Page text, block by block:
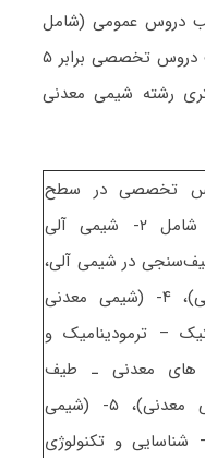
دروس عمومی (شامل
زبان عمومی دکتری) برابر ۱ و ضریب دروس تخصصی برابر ۵
رشته شیمی معدنی
تخصصی در سطح
کارشناسی ارشد شامل ۲- شیمی آلی
– ۳- (طیف‌سنجی در شیمی آلی،
سنتز ترکیبات آلی)، ۴- (شیمی معدنی
– ترمودینامیک و
های معدنی ـ طیف
سنجی در شیمی معدنی)، ۵- (شیمی
شناسایی و تکنولوژی